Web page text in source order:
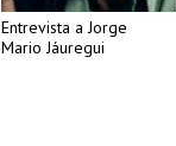
Entrevista a Jorge
Mario Jáuregui